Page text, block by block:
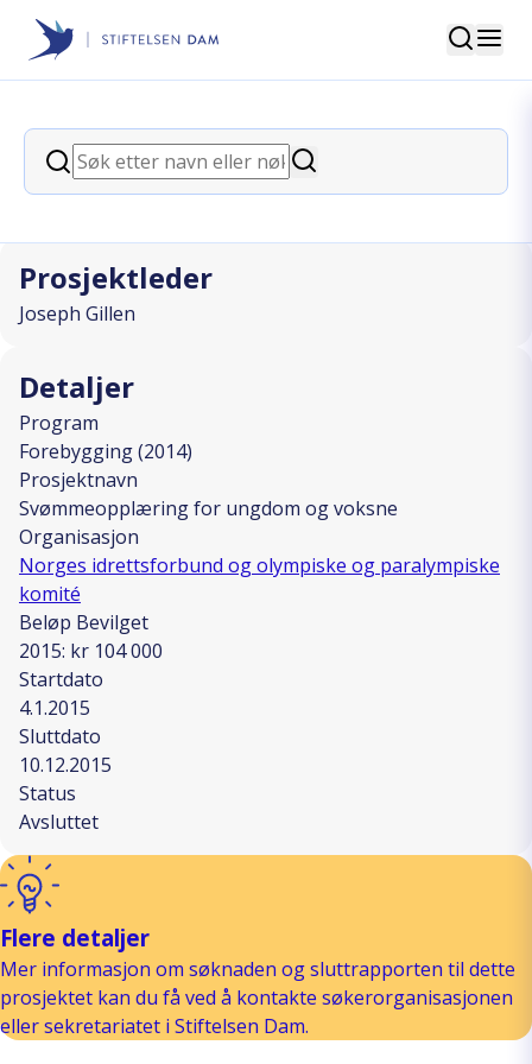
Stiftelsen Dam
Søk
Søk
Søk
back
Svømmeopplæring for ungdom og
Prosjektleder
Joseph Gillen
Detaljer
Program
Forebygging (2014)
Prosjektnavn
Svømmeopplæring for ungdom og voksne
Organisasjon
Norges idrettsforbund og olympiske og paralympiske
komité
Beløp Bevilget
2015: kr 104 000
Startdato
4.1.2015
Sluttdato
10.12.2015
Status
Avsluttet
Flere detaljer
Mer informasjon om søknaden og sluttrapporten til dette
prosjektet kan du få ved å kontakte søkerorganisasjonen
eller sekretariatet i Stiftelsen Dam.